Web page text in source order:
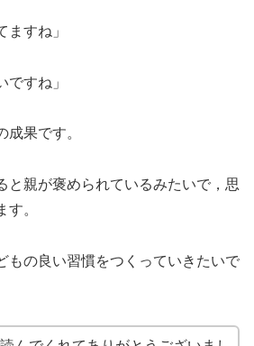
すね」
すね」
成果です。
親が褒められているみたいで，思
。
の良い習慣をつくっていきたいで